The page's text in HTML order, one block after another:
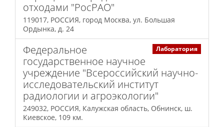
отходами "РосРАО"
119017, РОССИЯ, город Москва, ул. Большая
Ордынка, д. 24
Лаборатория
Федеральное
государственное научное
учреждение "Всероссийский научно-
исследовательский институт
радиологии и агроэкологии"
249032, РОССИЯ, Калужская область, Обнинск, ш.
Киевское, 109 км.